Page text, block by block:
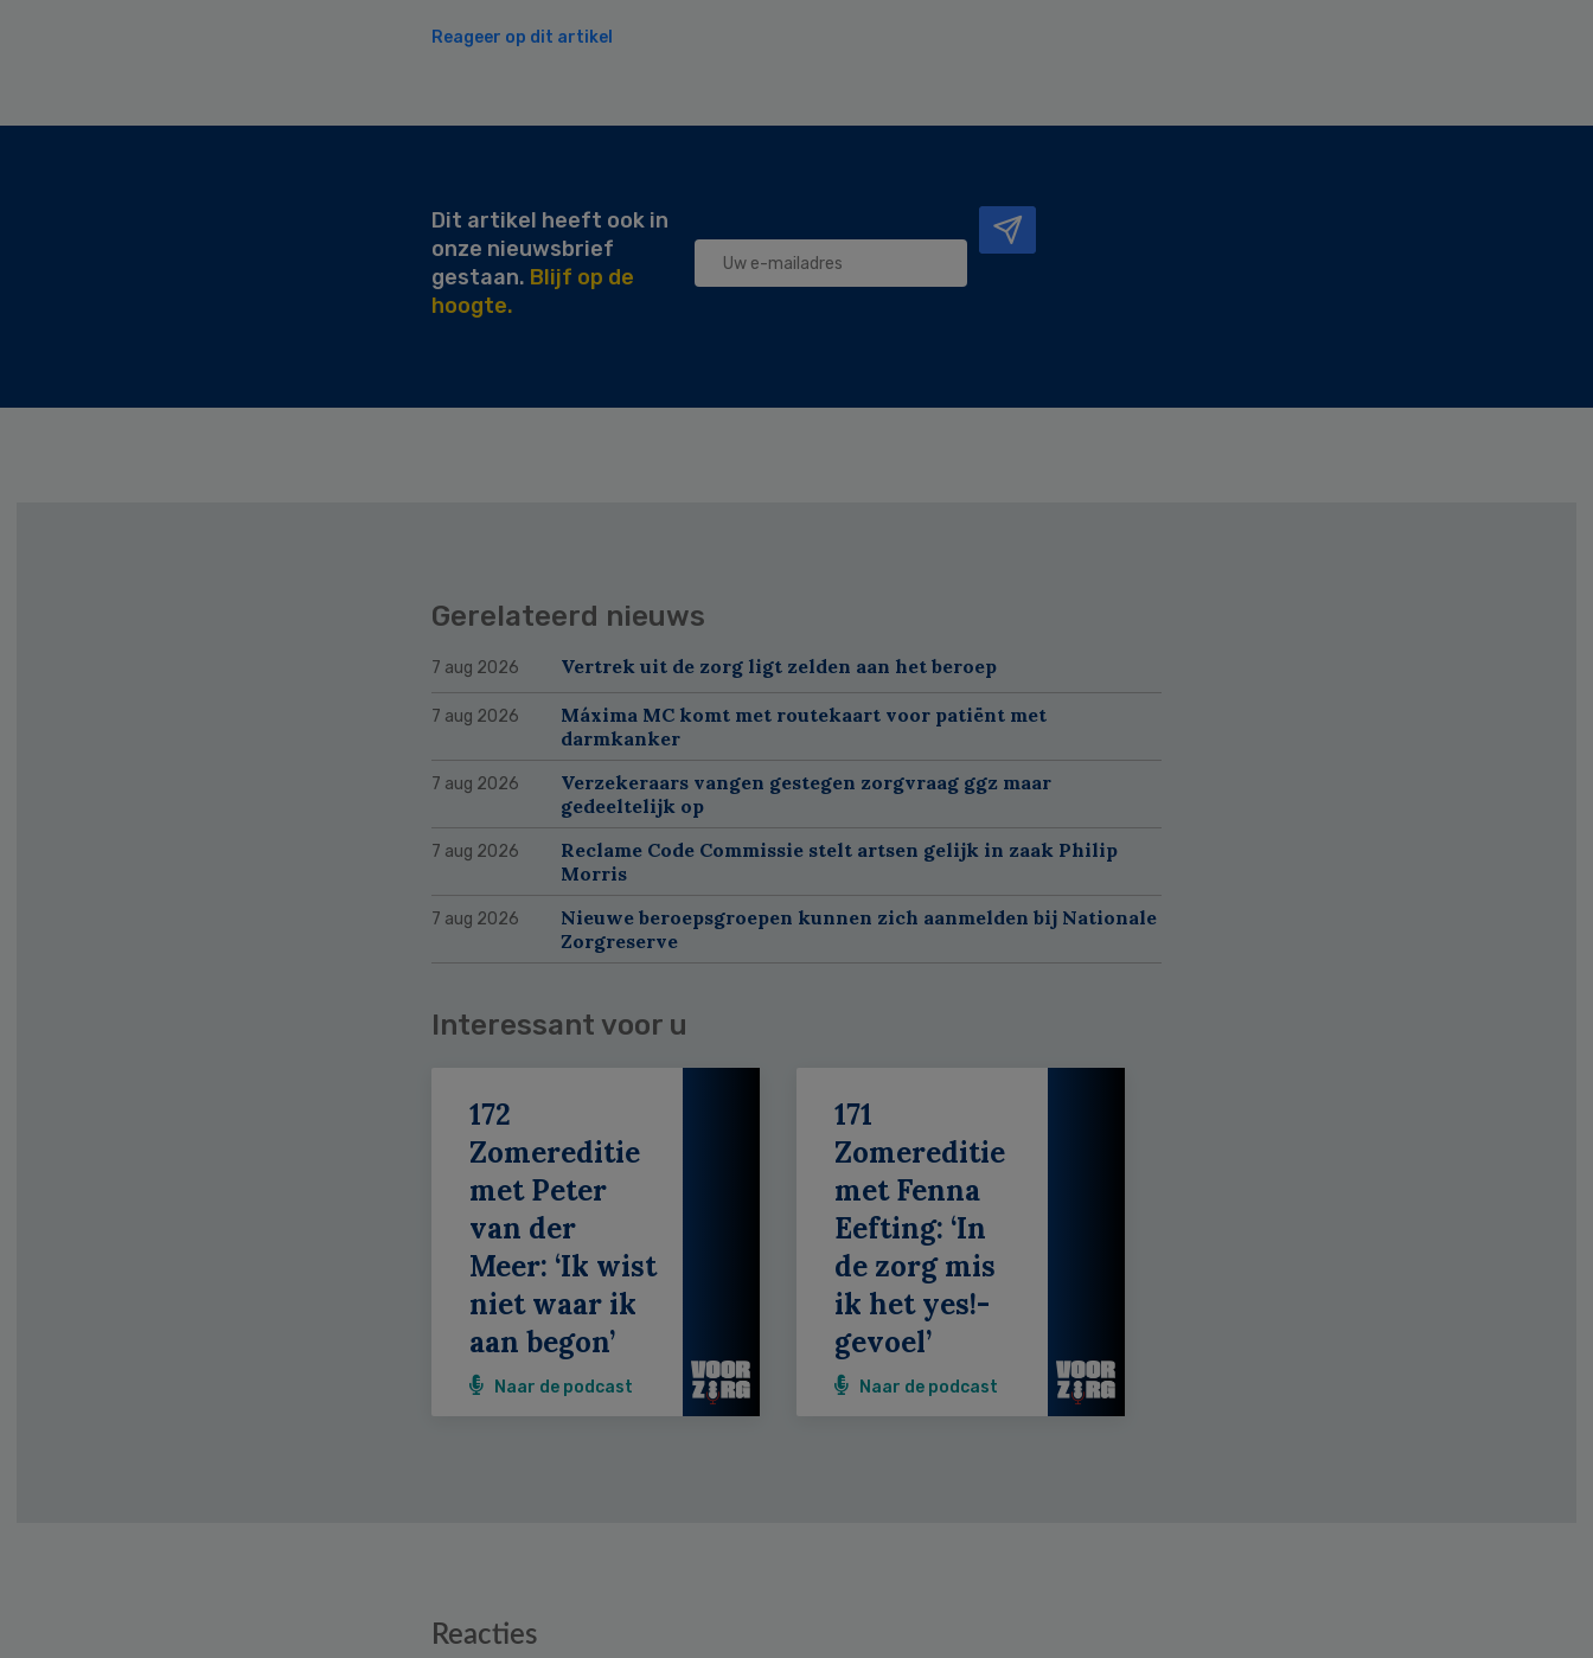
Reageer op dit artikel
Secondary
Dit artikel heeft ook in
onze nieuwsbrief
gestaan. Blijf op de
hoogte.
Gerelateerd nieuws
7 aug 2026 Vertrek uit de zorg ligt zelden aan het beroep
7 aug 2026
Máxima MC komt met routekaart voor patiënt met
darmkanker
7 aug 2026
Verzekeraars vangen gestegen zorgvraag ggz maar
gedeeltelijk op
7 aug 2026
Reclame Code Commissie stelt artsen gelijk in zaak Philip
Morris
7 aug 2026
Nieuwe beroepsgroepen kunnen zich aanmelden bij Nationale
Zorgreserve
Interessant voor u
172
Zomereditie
met Peter
van der
Meer: ‘Ik wist
niet waar ik
aan begon’
Naar de podcast
171
Zomereditie
met Fenna
Eefting: ‘In
de zorg mis
ik het yes!-
gevoel’
Naar de podcast
Reacties